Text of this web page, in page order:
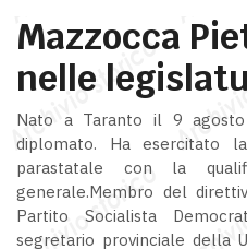
Mazzocca
nelle
Nato a Taranto il 9
diplomato. Ha esercitato
parastatale con la
generale.Membro del
Partito Socialista
segretario provinciale della